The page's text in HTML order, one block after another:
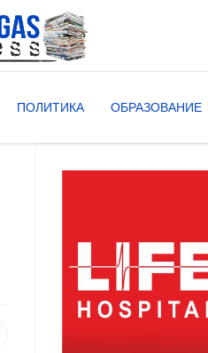
ПОЛИТИКА ОБРАЗОВАНИЕ